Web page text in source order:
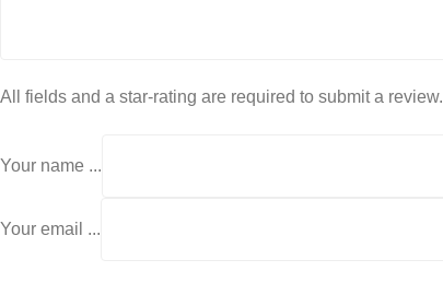
All fields and a star-rating are required to submit a review.
Your name ...
Your email ...